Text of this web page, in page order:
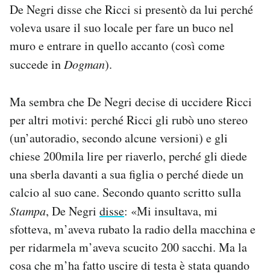
De Negri disse che Ricci si presentò da lui perché
voleva usare il suo locale per fare un buco nel
muro e entrare in quello accanto (così come
succede in Dogman).
Ma sembra che De Negri decise di uccidere Ricci
per altri motivi: perché Ricci gli rubò uno stereo
(un’autoradio, secondo alcune versioni) e gli
chiese 200mila lire per riaverlo, perché gli diede
una sberla davanti a sua figlia o perché diede un
calcio al suo cane. Secondo quanto scritto sulla
Stampa, De Negri disse: «Mi insultava, mi
sfotteva, m’aveva rubato la radio della macchina e
per ridarmela m’aveva scucito 200 sacchi. Ma la
cosa che m’ha fatto uscire di testa è stata quando